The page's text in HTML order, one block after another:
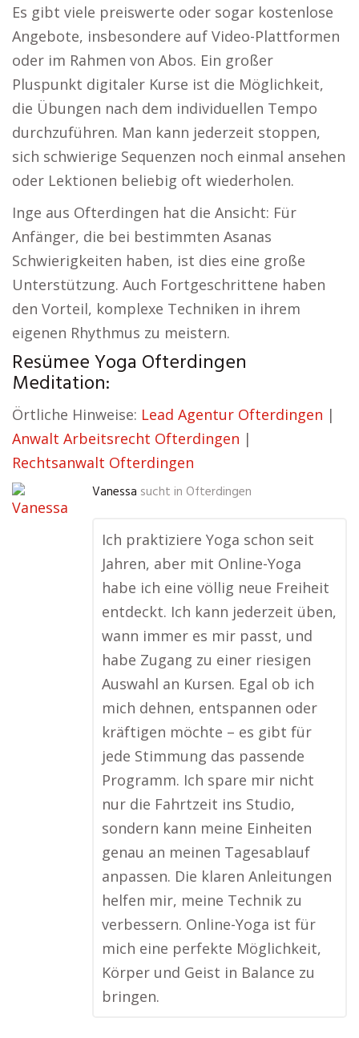
Es gibt viele preiswerte oder sogar kostenlose
Angebote, insbesondere auf Video-Plattformen
oder im Rahmen von Abos. Ein großer
Pluspunkt digitaler Kurse ist die Möglichkeit,
die Übungen nach dem individuellen Tempo
durchzuführen. Man kann jederzeit stoppen,
sich schwierige Sequenzen noch einmal ansehen
oder Lektionen beliebig oft wiederholen.
Inge aus Ofterdingen hat die Ansicht: Für
Anfänger, die bei bestimmten Asanas
Schwierigkeiten haben, ist dies eine große
Unterstützung. Auch Fortgeschrittene haben
den Vorteil, komplexe Techniken in ihrem
eigenen Rhythmus zu meistern.
Resümee Yoga Ofterdingen
Meditation:
Örtliche Hinweise: Lead Agentur Ofterdingen |
Anwalt Arbeitsrecht Ofterdingen |
Rechtsanwalt Ofterdingen
Vanessa sucht in Ofterdingen
Ich praktiziere Yoga schon seit
Jahren, aber mit Online-Yoga
habe ich eine völlig neue Freiheit
entdeckt. Ich kann jederzeit üben,
wann immer es mir passt, und
habe Zugang zu einer riesigen
Auswahl an Kursen. Egal ob ich
mich dehnen, entspannen oder
kräftigen möchte – es gibt für
jede Stimmung das passende
Programm. Ich spare mir nicht
nur die Fahrtzeit ins Studio,
sondern kann meine Einheiten
genau an meinen Tagesablauf
anpassen. Die klaren Anleitungen
helfen mir, meine Technik zu
verbessern. Online-Yoga ist für
mich eine perfekte Möglichkeit,
Körper und Geist in Balance zu
bringen.